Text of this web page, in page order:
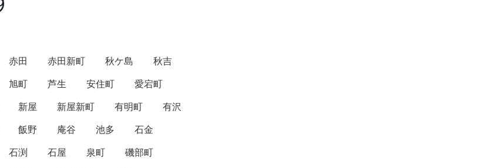
赤田 赤田新町 秋ケ島
秋吉
旭町 芦生 安住町
愛宕町
新屋 新屋新町 有明町
有沢
飯野 庵谷 池多
石金
石渕 石屋 泉町
磯部町